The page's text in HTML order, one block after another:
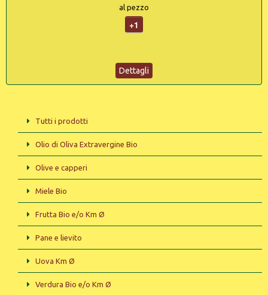
al pezzo
+1
Dettagli
Tutti i prodotti
Olio di Oliva Extravergine Bio
Olive e capperi
Miele Bio
Frutta Bio e/o Km Ø
Pane e lievito
Uova Km Ø
Verdura Bio e/o Km Ø